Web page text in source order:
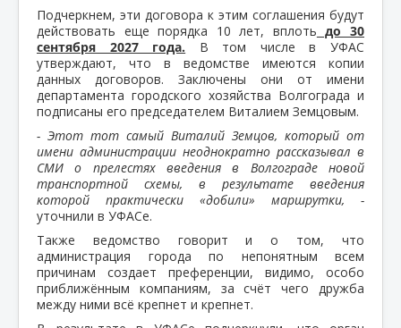
Подчеркнем, эти договора к этим соглашения будут
действовать еще порядка 10 лет, вплоть до 30
сентября 2027 года.
В том числе в УФАС
утверждают, что в ведомстве имеются копии
данных договоров. Заключены они от имени
департамента городского хозяйства Волгограда и
подписаны его председателем Виталием Земцовым.
- Этот тот самый Виталий Земцов, который от
имени администрации неоднократно рассказывал в
СМИ о прелестях введения в Волгограде новой
транспортной схемы, в результате введения
которой практически «добили» маршрутки, -
уточнили в УФАСе.
Также ведомство говорит и о том, что
администрация города по непонятным всем
причинам создает преференции, видимо, особо
приближённым компаниям, за счёт чего дружба
между ними всё крепнет и крепнет.